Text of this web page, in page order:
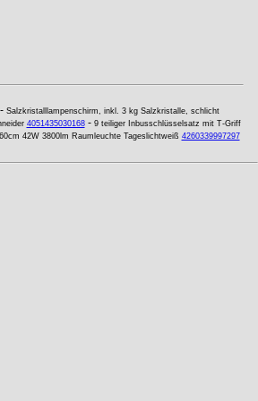
Salzkristalllampenschirm, inkl. 3 kg Salzkristalle, schlicht
4051435030168- 9 teiliger Inbusschlüsselsatz mit T-Griff
42W 3800lm Raumleuchte Tageslichtweiß 4260339997297